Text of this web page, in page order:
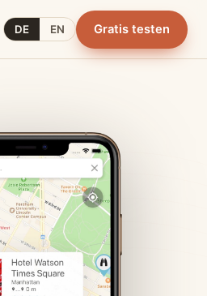
DE EN Gratis testen